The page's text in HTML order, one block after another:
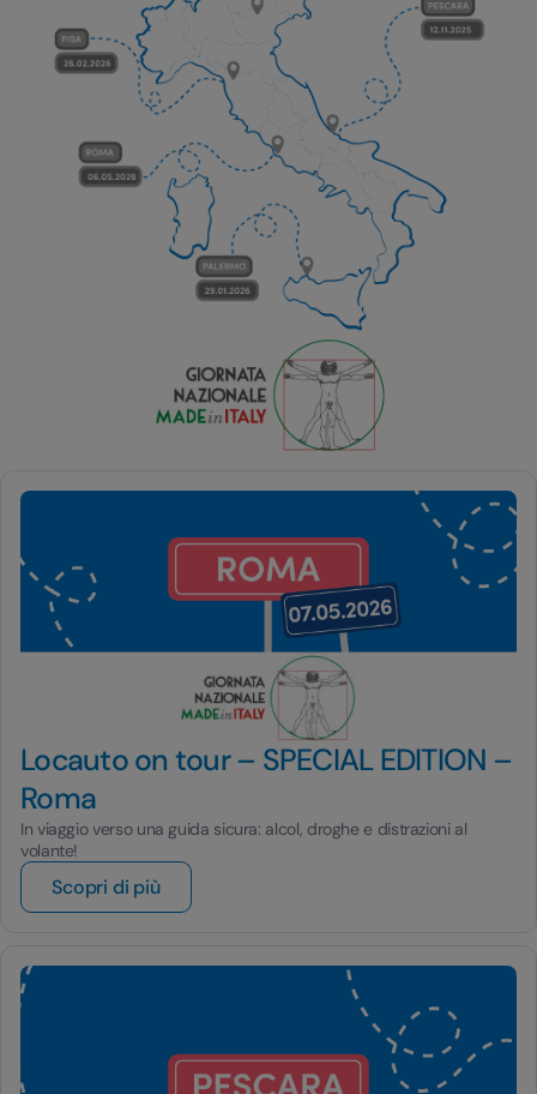
Locauto on tour – SPECIAL EDITION –
Roma
In viaggio verso una guida sicura: alcol, droghe e distrazioni al
volante!
Scopri di più